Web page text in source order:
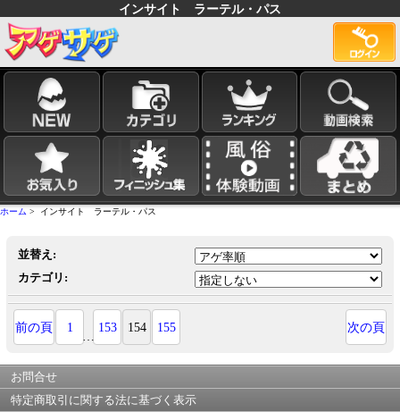
インサイト ラーテル・パス
ホーム > インサイト ラーテル・パス
並替え:
カテゴリ:
前の頁 1
…
153 154 155 次の頁
お問合せ
特定商取引に関する法に基づく表示